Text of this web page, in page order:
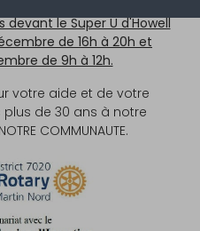
le Super U d'Howell
de 16h à 20h et
de 9h à 12h.
votre aide et de votre
de 30 ans à notre
COMMUNAUTE.